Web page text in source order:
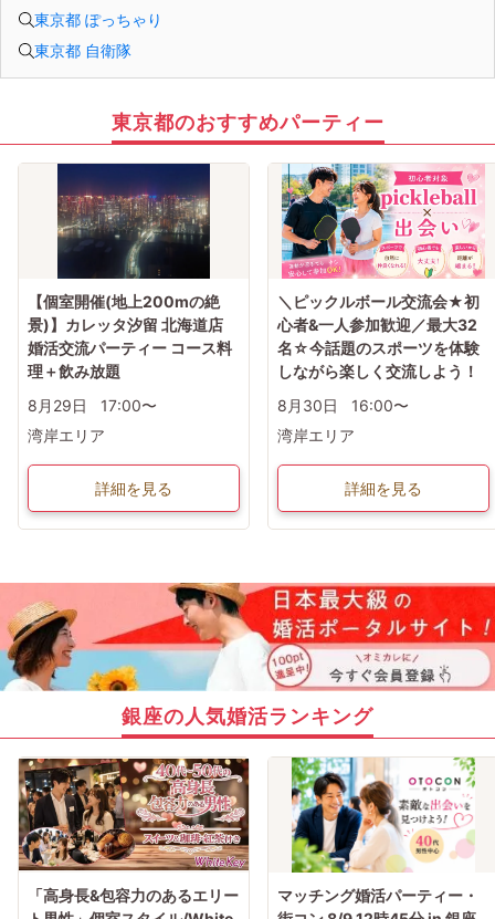
・お飲み物
※アルコール飲料はお控えください。
-------------------------------------------------------
婚活パーティー 街コン お見合いパーティー
※当イベントは、オトコンパーティーのルールに基づき運営いたします。
※男性で上記確認書類提出が必要な方で、当日お忘れの場合はご参加不可、キャン
東京都 ぽっちゃり
東京都 自衛隊
東京都のおすすめパーティー
【個室開催(地上200mの絶
景)】カレッタ汐留 北海道店
婚活交流パーティー コース料
理＋飲み放題
8月29日
17:00〜
湾岸エリア
詳細を見る
＼ピックルボール交流会★初
心者&一人参加歓迎／最大32
名☆今話題のスポーツを体験
しながら楽しく交流しよう！
8月30日
16:00〜
湾岸エリア
詳細を見る
銀座の人気婚活ランキング
「高身長&包容力のあるエリー
マッチング婚活パーティー・